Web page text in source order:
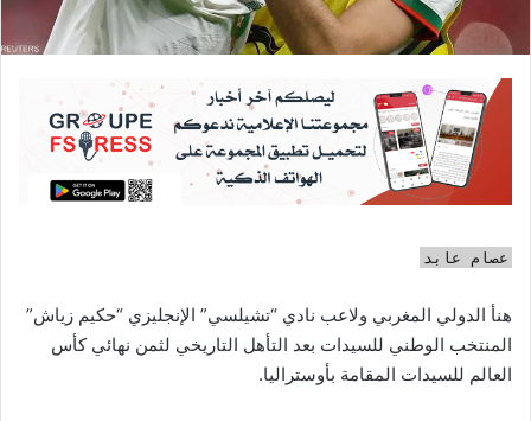
عصام عابد
هنأ الدولي المغربي ولاعب نادي “‎تشيلسي” الإنجليزي “حكيم زياش”
المنتخب الوطني للسيدات بعد التأهل التاريخي لثمن نهائي كأس
العالم للسيدات المقامة بأوستراليا.